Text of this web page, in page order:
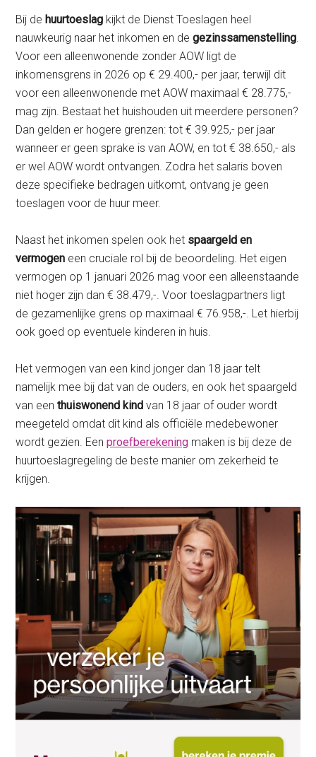
Bij dehuurtoeslag kijkt de Dienst Toeslagen heel
nauwkeurig naar het inkomen en degezinssamenstelling.
Voor een alleenwonende zonder AOW ligt de
inkomensgrens in 2026 op € 29.400,- per jaar, terwijl dit
voor een alleenwonende met AOW maximaal € 28.775,-
mag zijn. Bestaat het huishouden uit meerdere personen?
Dan gelden er hogere grenzen: tot € 39.925,- per jaar
wanneer er geen sprake is van AOW, en tot € 38.650,- als
er wel AOW wordt ontvangen. Zodra het salaris boven
deze specifieke bedragen uitkomt, ontvang je geen
toeslagen voor de huur meer.
Naast het inkomen spelen ook het spaargeld en
vermogen een cruciale rol bij de beoordeling. Het eigen
vermogen op 1 januari 2026 mag voor een alleenstaande
niet hoger zijn dan € 38.479,-. Voor toeslagpartners ligt
de gezamenlijke grens op maximaal € 76.958,-. Let hierbij
ook goed op eventuele kinderen in huis.
Het vermogen van een kind jonger dan 18 jaar telt
namelijk mee bij dat van de ouders, en ook het spaargeld
van eenthuiswonend kindvan 18 jaar of ouder wordt
meegeteld omdat dit kind als officiële medebewoner
wordt gezien. Eenproefberekening maken is bij deze de
huurtoeslagregeling de beste manier om zekerheid te
krijgen.